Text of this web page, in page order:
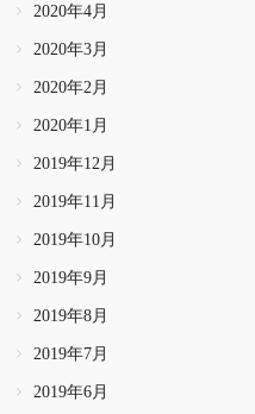
2020年4月
2020年3月
2020年2月
2020年1月
2019年12月
2019年11月
2019年10月
2019年9月
2019年8月
2019年7月
2019年6月